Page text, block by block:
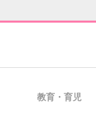
教育・育児